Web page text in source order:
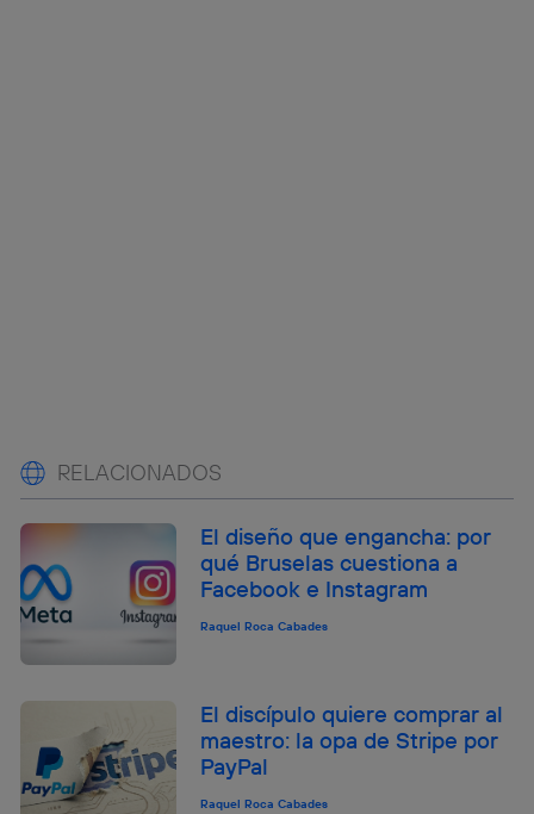
RELACIONADOS
El diseño que engancha: por
qué Bruselas cuestiona a
Facebook e Instagram
Raquel Roca Cabades
El discípulo quiere comprar al
maestro: la opa de Stripe por
PayPal
Raquel Roca Cabades